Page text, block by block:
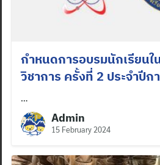
กำหนดการอบรมนักเรียนใ
วิชาการ ครั้งที่ 2 ประจำปี
…
Admin
15 February 2024